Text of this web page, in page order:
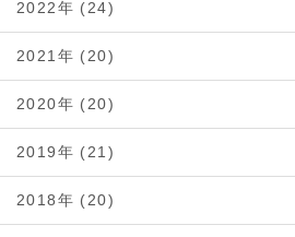
2022年 (24)
2021年 (20)
2020年 (20)
2019年 (21)
2018年 (20)